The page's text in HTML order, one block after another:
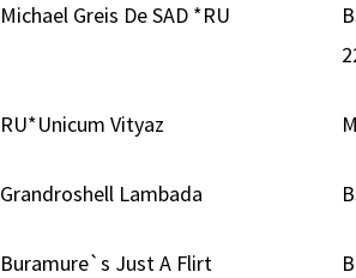
Michael Greis De SAD *RU
RU*Unicum Vityaz
Grandroshell Lambada
Buramure`s Just A Flirt